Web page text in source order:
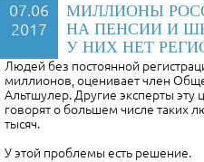
07.06
2017
МИЛЛИОНЫ
НА ПЕНСИИ И
У НИХ НЕТ
Людей без постоянной
миллионов, оценивает член
Альтшулер. Другие эксперты
говорят о большем числе таких
тысяч.
У этой проблемы есть решение.